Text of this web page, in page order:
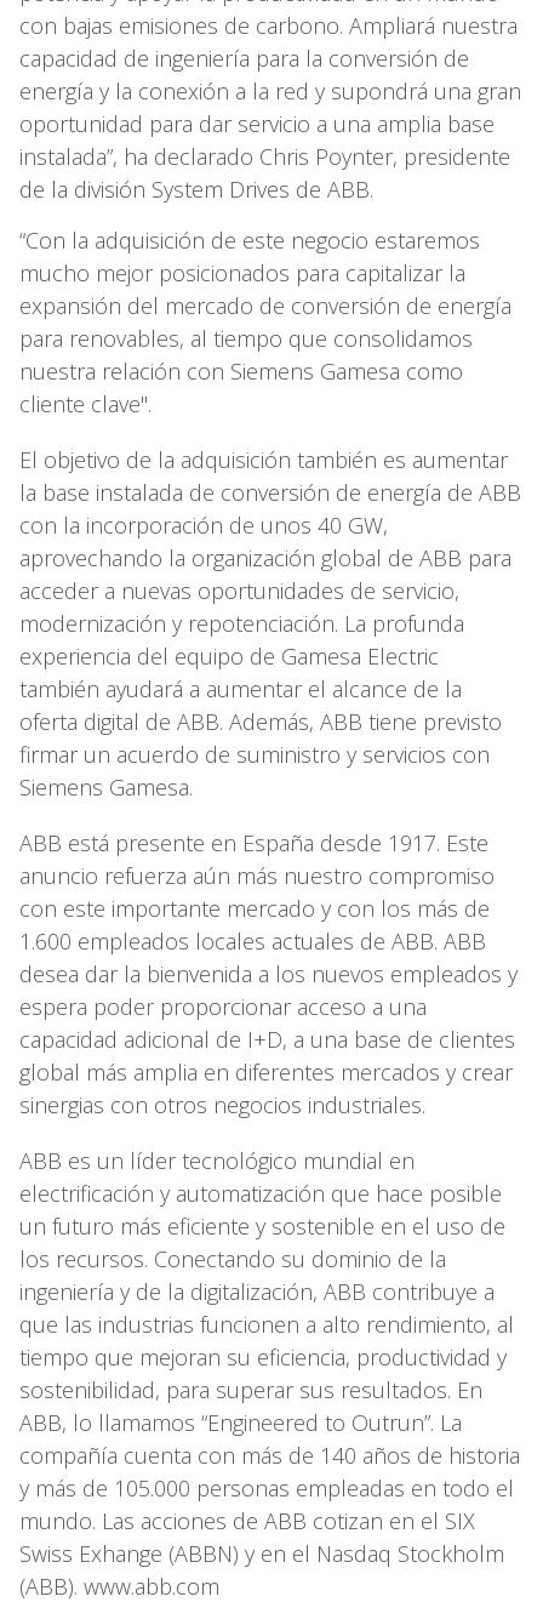
con bajas emisiones de carbono. Ampliará nuestra
capacidad de ingeniería para la conversión de
energía y la conexión a la red y supondrá una gran
oportunidad para dar servicio a una amplia base
instalada”, ha declarado Chris Poynter, presidente
de la división System Drives de ABB.
“Con la adquisición de este negocio estaremos
mucho mejor posicionados para capitalizar la
expansión del mercado de conversión de energía
para renovables, al tiempo que consolidamos
nuestra relación con Siemens Gamesa como
cliente clave".
El objetivo de la adquisición también es aumentar
la base instalada de conversión de energía de ABB
con la incorporación de unos 40 GW,
aprovechando la organización global de ABB para
acceder a nuevas oportunidades de servicio,
modernización y repotenciación. La profunda
experiencia del equipo de Gamesa Electric
también ayudará a aumentar el alcance de la
oferta digital de ABB. Además, ABB tiene previsto
firmar un acuerdo de suministro y servicios con
Siemens Gamesa.
ABB está presente en España desde 1917. Este
anuncio refuerza aún más nuestro compromiso
con este importante mercado y con los más de
1.600 empleados locales actuales de ABB. ABB
desea dar la bienvenida a los nuevos empleados y
espera poder proporcionar acceso a una
capacidad adicional de I+D, a una base de clientes
global más amplia en diferentes mercados y crear
sinergias con otros negocios industriales.
ABB es un líder tecnológico mundial en
electrificación y automatización que hace posible
un futuro más eficiente y sostenible en el uso de
los recursos. Conectando su dominio de la
ingeniería y de la digitalización, ABB contribuye a
que las industrias funcionen a alto rendimiento, al
tiempo que mejoran su eficiencia, productividad y
sostenibilidad, para superar sus resultados. En
ABB, lo llamamos “Engineered to Outrun”. La
compañía cuenta con más de 140 años de historia
y más de 105.000 personas empleadas en todo el
mundo. Las acciones de ABB cotizan en el SIX
Swiss Exhange (ABBN) y en el Nasdaq Stockholm
(ABB). www.abb.com